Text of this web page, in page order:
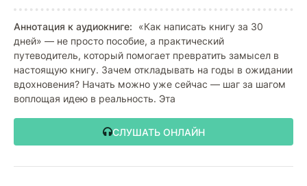
Аннотация к аудиокниге:
«Как написать книгу за 30
дней» — не просто пособие, а практический
путеводитель, который помогает превратить замысел в
настоящую книгу. Зачем откладывать на годы в ожидании
вдохновения? Начать можно уже сейчас — шаг за шагом
воплощая идею в реальность. Эта
СЛУШАТЬ ОНЛАЙН